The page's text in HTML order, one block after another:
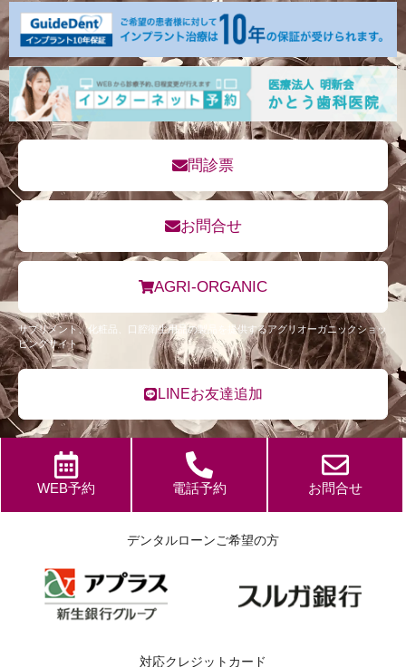
問診票
お問合せ
AGRI-ORGANIC
サプリメント、化粧品、口腔衛生用品の製品を提供するアグリオーガニックショッ
ピングサイト
LINEお友達追加
WEB予約 電話予約 お問合せ
デンタルローンご希望の方
対応クレジットカード